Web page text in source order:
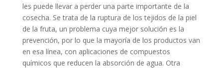
les puede llevar a perder una parte importante de la
cosecha. Se trata de la ruptura de los tejidos de la piel
de la fruta, un problema cuya mejor solución es la
prevención, por lo que la mayoría de los productos van
en esa línea, con aplicaciones de compuestos
químicos que reducen la absorción de agua. Otra